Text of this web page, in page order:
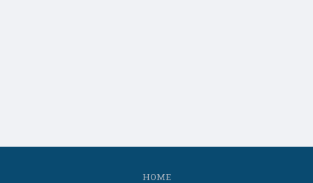
HOME